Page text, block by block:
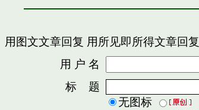
用图文文章回复 用所见即所得文章回复
用 户 名
标 题
无图标